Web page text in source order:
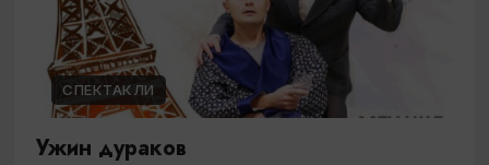
СПЕКТАКЛИ
Ужин дураков